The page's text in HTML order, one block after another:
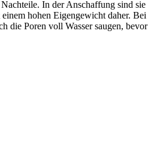
In der Anschaffung sind sie
hohen Eigengewicht daher. Bei
die Poren voll Wasser saugen, bevor